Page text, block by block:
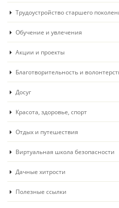
Трудоустройство старшего
Обучение и увлечения
Акции и проекты
Благотворительность и
Досуг
Красота, здоровье, спорт
Отдых и путешествия
Виртуальная школа безопасности
Дачные хитрости
Полезные ссылки